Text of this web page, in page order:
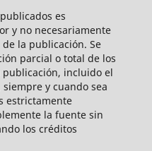
es
y no necesariamente
la publicación. Se
parcial o total de los
incluido el
y cuando sea
estrictamente
la fuente sin
los créditos